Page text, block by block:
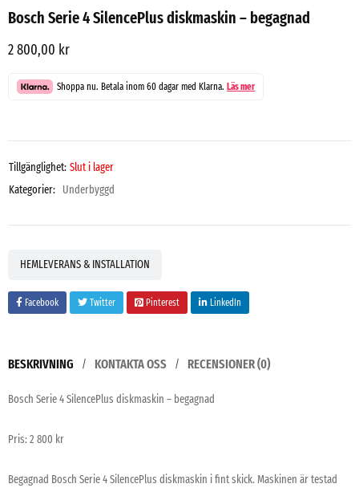
Bosch Serie 4 SilencePlus diskmaskin – begagnad
2 800,00 kr
Shoppa nu. Betala inom 60 dagar med Klarna. Läs mer
Tillgänglighet: Slut i lager
Kategorier: Underbyggd
HEMLEVERANS & INSTALLATION
Facebook Twitter Pinterest LinkedIn
BESKRIVNING KONTAKTA OSS RECENSIONER (0)
Bosch Serie 4 SilencePlus diskmaskin – begagnad
Pris: 2 800 kr
Begagnad Bosch Serie 4 SilencePlus diskmaskin i fint skick. Maskinen är testad